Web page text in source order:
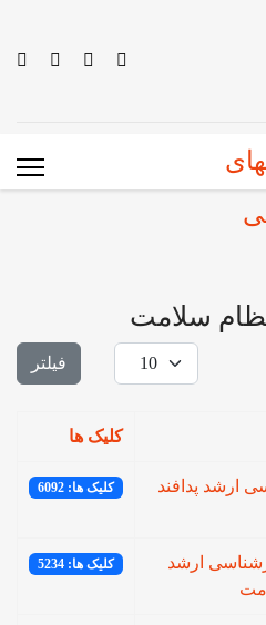
سلامت
نمایش # فیلتر
کلیک ها
ارشد پدافند
کلیک ها: 6092
ارشد
کلیک ها: 5234